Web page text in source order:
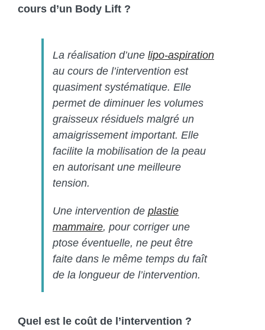
cours d’un Body Lift ?
La réalisation d’une lipo-aspiration
au cours de l’intervention est
quasiment systématique. Elle
permet de diminuer les volumes
graisseux résiduels malgré un
amaigrissement important. Elle
facilite la mobilisation de la peau
en autorisant une meilleure
tension.
Une intervention de plastie
mammaire, pour corriger une
ptose éventuelle, ne peut être
faite dans le même temps du faît
de la longueur de l’intervention.
Quel est le coût de l’intervention ?